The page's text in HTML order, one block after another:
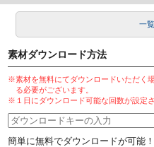
一
素材ダウンロード方法
※素材を無料にてダウンロードいただく
る必要がございます。
※１日にダウンロード可能な回数が設定さ
簡単に無料でダウンロードが可能！